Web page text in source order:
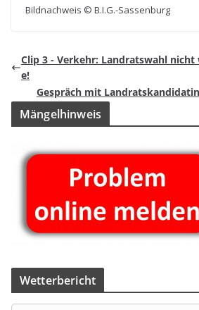
Bild­nach­weis © B.I.G.-Sassenburg
Clip 3 - Ver­kehr: Land­rats­wahl nicht
e!
Gespräch mit
Män­gel­hin­weis
Wet­ter­be­richt